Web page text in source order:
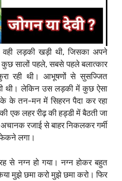
लड़की खड़ी थी, जिसका अपने
कुछ सालों पहले, सबसे पहले बलात्कार
रही थी। आभूषणों से सुसज्जित
थी। लेकिन उस लड़की में कुछ ऐसा
के तन-मन में सिहरन पैदा कर रहा
लहर रीढ़ की हड्डी में बैठती जा
रजाई से बाहर निकलकर गर्मी
लगा।
से नग्न हो गया। नग्न होकर बहुत
मुझे छमा करो मुझे छमा करो। फिर